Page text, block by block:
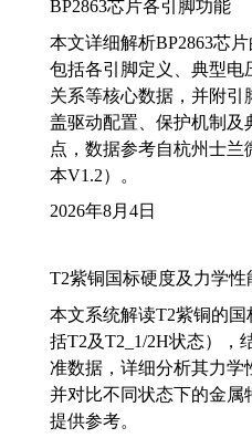
BP2863芯片各引脚功能
本文详细解析BP2863芯
包括各引脚定义、典型电
关系等核心数据，并附引
盖驱动配置、保护机制及
点，数据参考自杭州士兰
本V1.2）。
2026年8月4日
T2紫铜国标硬度及力学性
本文系统解读T2紫铜的
括T2及T2_1/2H状态），
准数据，详细分析其力学
并对比不同状态下的金属
提供参考。